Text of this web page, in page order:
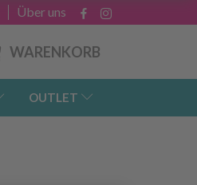
Über uns
WARENKORB
OUTLET